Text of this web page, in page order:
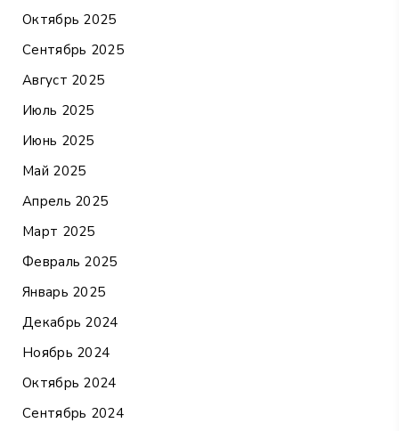
Октябрь 2025
Сентябрь 2025
Август 2025
Июль 2025
Июнь 2025
Май 2025
Апрель 2025
Март 2025
Февраль 2025
Январь 2025
Декабрь 2024
Ноябрь 2024
Октябрь 2024
Сентябрь 2024